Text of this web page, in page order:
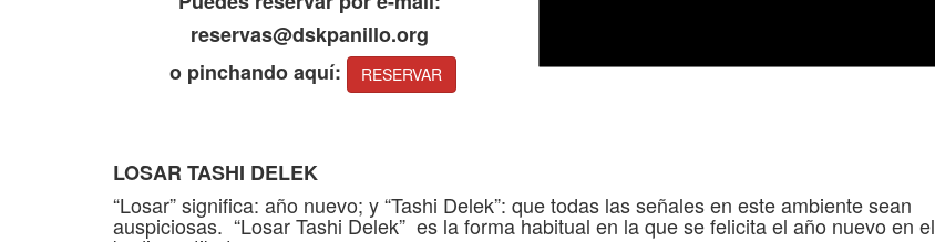
reservas@dskpanillo.org
o pinchando aquí:
RESERVAR
LOSAR TASHI DELEK
“Losar” significa: año nuevo; y “Tashi Delek”: que todas las señales en este ambiente sean
auspiciosas. “Losar Tashi Delek” es la forma habitual en la que se felicita el año nuevo en el